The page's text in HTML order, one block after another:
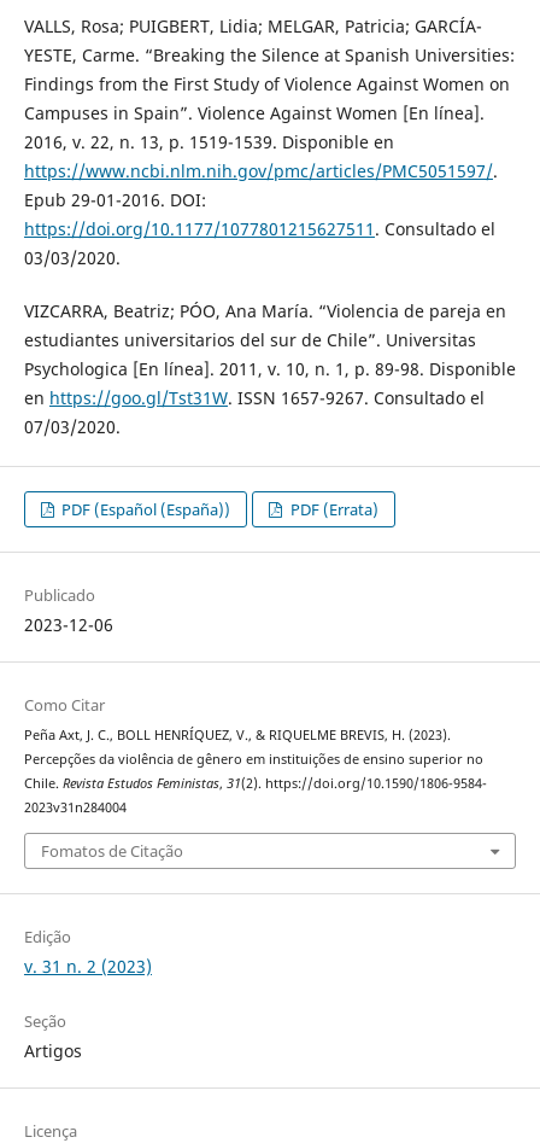
VALLS, Rosa; PUIGBERT, Lidia; MELGAR, Patricia; GARCÍA-
YESTE, Carme. “Breaking the Silence at Spanish Universities:
Findings from the First Study of Violence Against Women on
Campuses in Spain”. Violence Against Women [En línea].
2016, v. 22, n. 13, p. 1519-1539. Disponible en
https://www.ncbi.nlm.nih.gov/pmc/articles/PMC5051597/.
Epub 29-01-2016. DOI:
https://doi.org/10.1177/1077801215627511 . Consultado el
03/03/2020.
VIZCARRA, Beatriz; PÓO, Ana María. “Violencia de pareja en
estudiantes universitarios del sur de Chile”. Universitas
Psychologica [En línea]. 2011, v. 10, n. 1, p. 89-98. Disponible
en https://goo.gl/Tst31W. ISSN 1657-9267. Consultado el
07/03/2020.
PDF (Español (España)) PDF (Errata)
Publicado
2023-12-06
Como Citar
Peña Axt, J. C., BOLL HENRÍQUEZ, V., & RIQUELME BREVIS, H. (2023).
Percepções da violência de gênero em instituições de ensino superior no
Chile. Revista Estudos Feministas, 31(2). https://doi.org/10.1590/1806-9584-
2023v31n284004
Fomatos de Citação
Edição
v. 31 n. 2 (2023)
Seção
Artigos
Licença